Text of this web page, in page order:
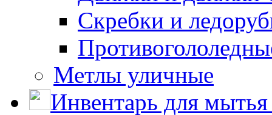
Скребки и
Метлы уличные
Инвентарь для мытья